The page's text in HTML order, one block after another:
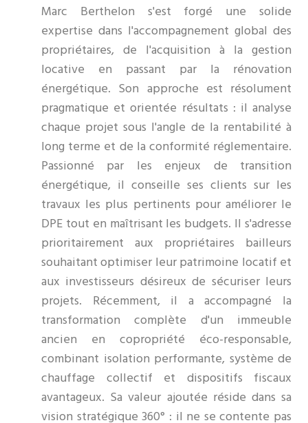
Marc Berthelon s'est forgé une solide
expertise dans l'accompagnement global des
propriétaires, de l'acquisition à la gestion
locative en passant par la rénovation
énergétique. Son approche est résolument
pragmatique et orientée résultats : il analyse
chaque projet sous l'angle de la rentabilité à
long terme et de la conformité réglementaire.
Passionné par les enjeux de transition
énergétique, il conseille ses clients sur les
travaux les plus pertinents pour améliorer le
DPE tout en maîtrisant les budgets. Il s'adresse
prioritairement aux propriétaires bailleurs
souhaitant optimiser leur patrimoine locatif et
aux investisseurs désireux de sécuriser leurs
projets. Récemment, il a accompagné la
transformation complète d'un immeuble
ancien en copropriété éco-responsable,
combinant isolation performante, système de
chauffage collectif et dispositifs fiscaux
avantageux. Sa valeur ajoutée réside dans sa
vision stratégique 360° : il ne se contente pas